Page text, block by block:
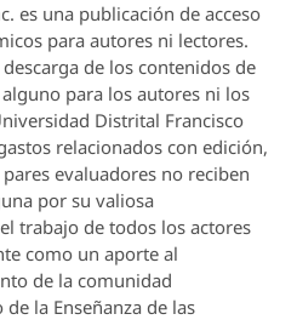
es una publicación de acceso
para autores ni lectores.
de los contenidos de
para los autores ni los
Distrital Francisco
relacionados con edición,
evaluadores no reciben
por su valiosa
trabajo de todos los actores
como un aporte al
de la comunidad
la Enseñanza de las